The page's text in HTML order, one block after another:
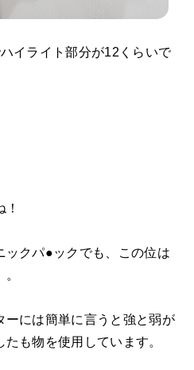
イライト部分が12くらいで
ックパ●ックでも、この位は
には簡単に言うと強と弱が
も物を使用しています。